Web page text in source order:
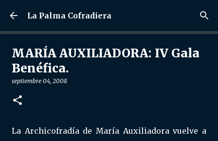
Ir al contenido principal
La Palma Cofradiera
MARÍA AUXILIADORA: IV Gala
Benéfica.
septiembre 04, 2008
La Archicofradía de María Auxiliadora vuelve a